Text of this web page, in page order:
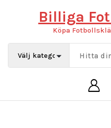
Billiga
Köpa